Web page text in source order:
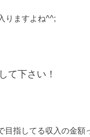
りますよね^^;
て下さい！
目指してる収入の金額